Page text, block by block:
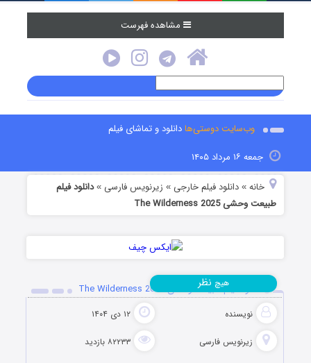
مشاهده فهرست
وب‌سایت دوستی‌هادانلود و تماشای فیلم
جمعه ۱۶ مرداد ۱۴۰۵
خانه »دانلود فیلم خارجی » زیرنویس فارسی »دانلود فیلم
طبیعت وحشی The Wilderness 2025
دانلود فیلم طبیعت وحشی The Wilderness 2025
نویسنده ۱۲ دی ۱۴۰۴
زیرنویس فارسی ۸۲۲۳۳ بازدید
هیچ نظر